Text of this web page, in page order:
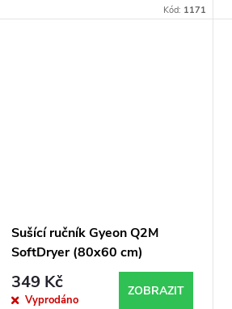
zakroucenými mikrovlákny, chránící
Kód: 1171
Sušící ručník Gyeon Q2M
SoftDryer (80x60 cm)
349 Kč
Vyprodáno
ZOBRAZIT